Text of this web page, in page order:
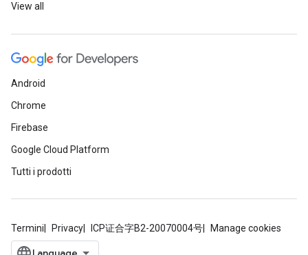
View all
Android
Chrome
Firebase
Google Cloud Platform
Tutti i prodotti
Termini Privacy ICP证合字B2-20070004号 Manage cookies